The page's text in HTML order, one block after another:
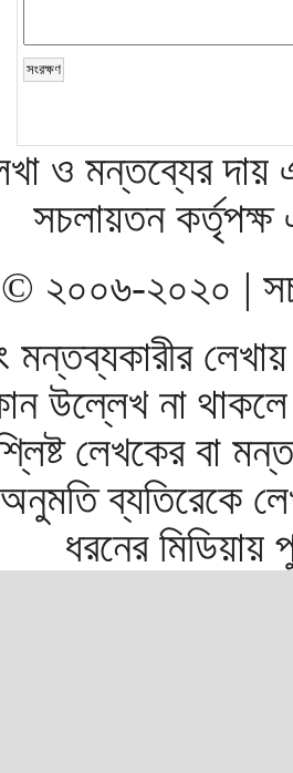
ও মন্তব্যের দায়
সচলায়তন
© ২০০৬-২০২০ |
উল্লেখ না
লেখকের বা
ব্যতিরেকে
ধরনের মিডিয়ায়